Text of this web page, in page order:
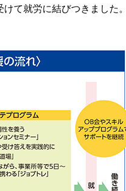
て就労に結びつきました。